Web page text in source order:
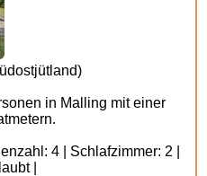
in Malling mit einer
4 | Schlafzimmer: 2 |
|